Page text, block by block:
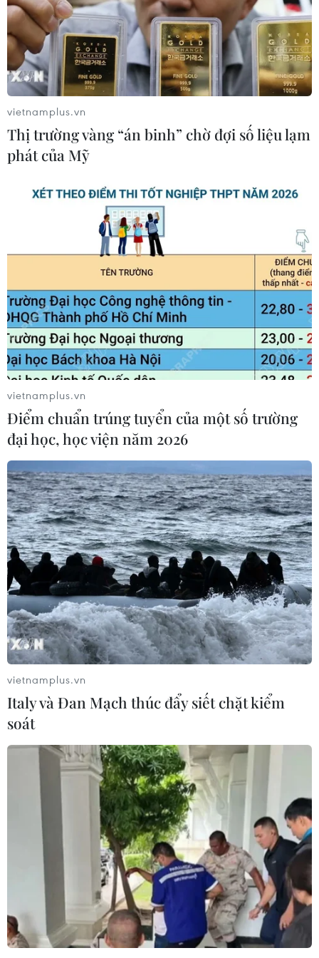
vietnamplus.vn
Thị trường vàng “án binh” chờ đợi số liệu lạm
phát của Mỹ
vietnamplus.vn
Điểm chuẩn trúng tuyển của một số trường
đại học, học viện năm 2026
vietnamplus.vn
Italy và Đan Mạch thúc đẩy siết chặt kiểm
soát